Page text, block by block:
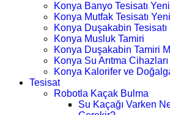
Konya Banyo Tesisatı
Konya Mutfak Tesisatı
Konya Duşakabin Tesisatı
Konya Musluk Tamiri
Konya Duşakabin Tamiri
Konya Su Arıtma Cihazları
Konya Kalorifer ve
Tesisat
Robotla Kaçak Bulma
Su Kaçağı Varken